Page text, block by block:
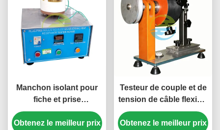
Manchon isolant pour
fiche et prise
Équipement de test de
résistance thermique
Obtenez le meilleur prix
Testeur de couple et de
tension de câble flexible
de haute précision pour
la conformité de
Obtenez le meilleur prix